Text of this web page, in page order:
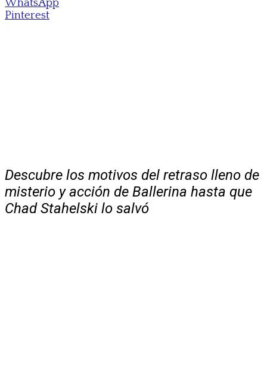
WhatsApp
Pinterest
Descubre los motivos del retraso lleno de
misterio y acción de Ballerina hasta que
Chad Stahelski lo salvó